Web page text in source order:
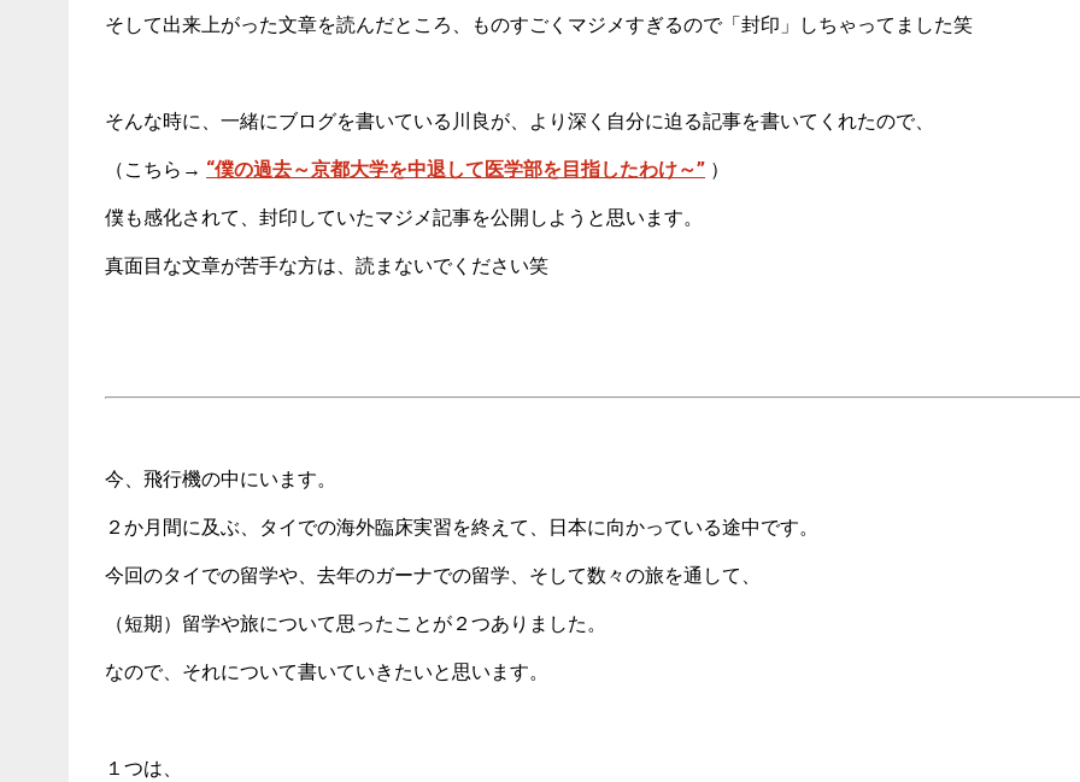
そして出来上がった文章を読んだところ、ものすごくマジメすぎるので「封印」しちゃってました笑
そんな時に、一緒にブログを書いている川良が、より深く自分に迫る記事を書いてくれたので、
（こちら→ “僕の過去～京都大学を中退して医学部を目指したわけ～” ）
僕も感化されて、封印していたマジメ記事を公開しようと思います。
真面目な文章が苦手な方は、読まないでください笑
今、飛行機の中にいます。
２か月間に及ぶ、タイでの海外臨床実習を終えて、日本に向かっている途中です。
今回のタイでの留学や、去年のガーナでの留学、そして数々の旅を通して、
（短期）留学や旅について思ったことが２つありました。
なので、それについて書いていきたいと思います。
１つは、